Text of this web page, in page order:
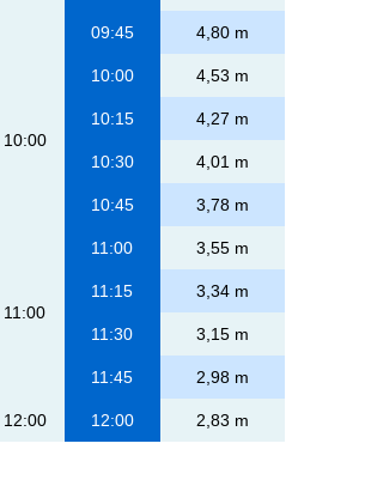
09:45 4,80 m
10:00
10:00 4,53 m
10:15 4,27 m
10:30 4,01 m
10:45 3,78 m
11:00
11:00 3,55 m
11:15 3,34 m
11:30 3,15 m
11:45 2,98 m
12:00 12:00 2,83 m